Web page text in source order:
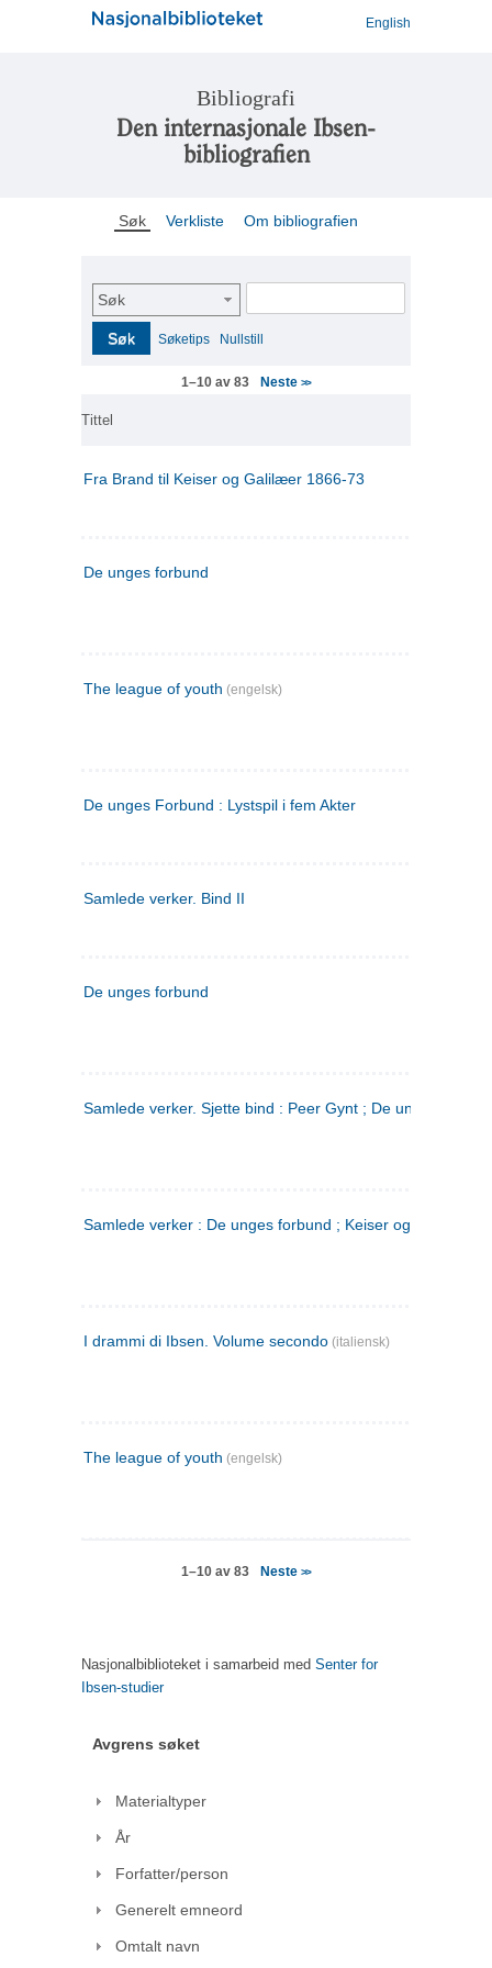
English
Bibliografi
Den internasjonale Ibsen-
bibliografien
Søk Verkliste Om bibliografien
Søk
Søk Søketips Nullstill
1–10 av 83 Neste>>
Tittel
Fra Brand til Keiser og Galilæer 1866-73
De unges forbund
The league of youth (engelsk)
De unges Forbund : Lystspil i fem Akter
Samlede verker. Bind II
De unges forbund
Samlede verker. Sjette bind : Peer Gynt ; De unges
Samlede verker : De unges forbund ; Keiser og Galilæer. 3
I drammi di Ibsen. Volume secondo (italiensk)
The league of youth (engelsk)
1–10 av 83 Neste>>
Nasjonalbiblioteket i samarbeid med Senter for
Ibsen-studier
Avgrens søket
Materialtyper
År
Forfatter/person
Generelt emneord
Omtalt navn